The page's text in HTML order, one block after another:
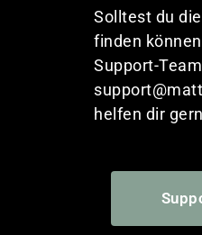
Solltest du
finden
Support-
helfen dir